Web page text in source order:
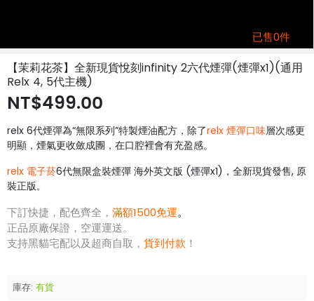
已售0件
【茉莉花茶】全新現貨悅刻infinity 2六代煙彈(煙彈x1)(通用
Relx 4, 5代主機)
NT$499.00
relx 6代煙彈為“無限系列”特製煙油配方，除了relx 煙彈口味層次感更
明顯，煙氣更收斂成團，在口腔裡會有充盈感。
relx 電子菸6代無限盒裝煙彈 海外英文版 (煙彈x1)，全新現貨發售, 原
裝正版。
下訂快捷，配色齊全， 滿額1500免運。
正品原廠保證，空運運送。
支持黑貓宅配以及超商自取， 貨到付款 ！
庫存: 有貨